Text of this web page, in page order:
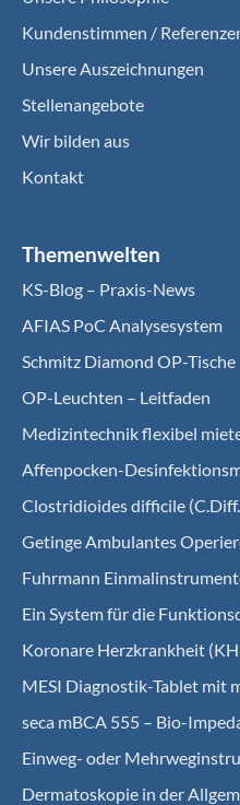
Kundenstimmen /
Unsere Auszeichnungen
Stellenangebote
Wir bilden aus
Kontakt
Themenwelten
KS-Blog – Praxis-News
AFIAS PoC Analysesystem
Schmitz Diamond OP-Tische
OP-Leuchten – Leitfaden
Medizintechnik flexibel
Affenpocken-
Clostridioides difficile
Getinge Ambulantes
Fuhrmann
Ein System für die
Koro­nare Herz­krank­heit
MESI Diagnostik-Tablet mit
seca mBCA 555 – Bio-
Einweg- oder
Dermatoskopie in der